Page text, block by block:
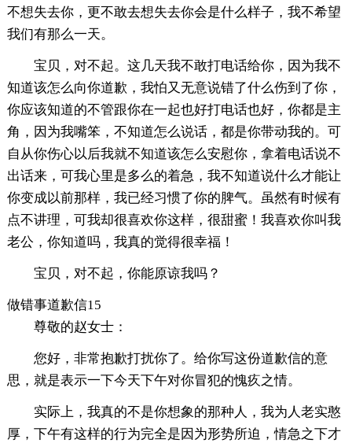
不想失去你，更不敢去想失去你会是什么样子，我不希望
我们有那么一天。
宝贝，对不起。这几天我不敢打电话给你，因为我不
知道该怎么向你道歉，我怕又无意说错了什么伤到了你，
你应该知道的不管跟你在一起也好打电话也好，你都是主
角，因为我嘴笨，不知道怎么说话，都是你带动我的。可
自从你伤心以后我就不知道该怎么安慰你，拿着电话说不
出话来，可我心里是多么的着急，我不知道说什么才能让
你变成以前那样，我已经习惯了你的脾气。虽然有时候有
点不讲理，可我却很喜欢你这样，很甜蜜！我喜欢你叫我
老公，你知道吗，我真的觉得很幸福！
宝贝，对不起，你能原谅我吗？
做错事道歉信15
尊敬的赵女士：
您好，非常抱歉打扰你了。给你写这份道歉信的意
思，就是表示一下今天下午对你冒犯的愧疚之情。
实际上，我真的不是你想象的那种人，我为人老实憨
厚，下午有这样的行为完全是因为形势所迫，情急之下才